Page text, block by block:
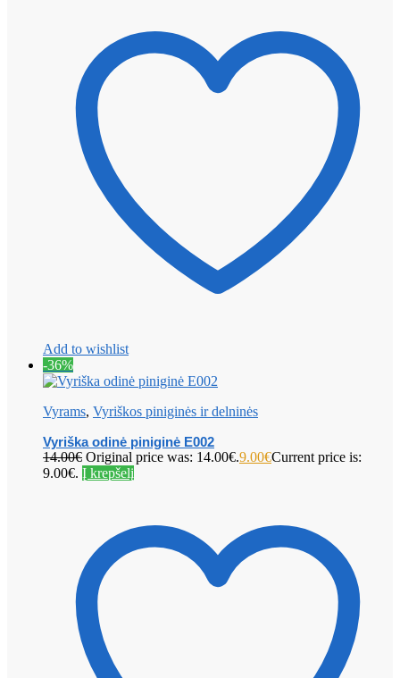
Add to wishlist
-36%
Vyrams, Vyriškos piniginės ir delninės
Vyriška odinė piniginė E002
14.00€ Original price was: 14.00€.9.00€Current price is:
9.00€. Į krepšelį